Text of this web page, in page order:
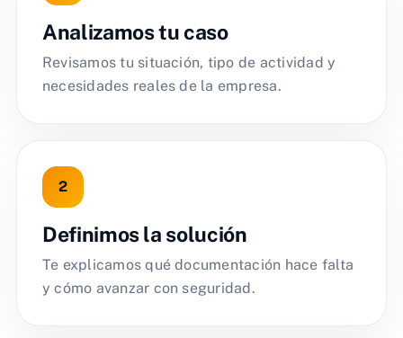
Analizamos tu caso
Revisamos tu situación, tipo de actividad y
necesidades reales de la empresa.
Definimos la solución
Te explicamos qué documentación hace falta
y cómo avanzar con seguridad.